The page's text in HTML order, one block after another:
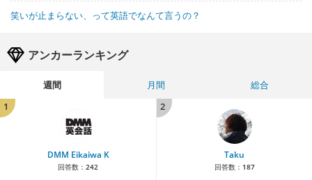
笑いが止まらない、って英語でなんて言うの？
アンカーランキング
週間 月間
総合
1
DMM Eikaiwa K
回答数： 242
2
Taku
回答数： 187